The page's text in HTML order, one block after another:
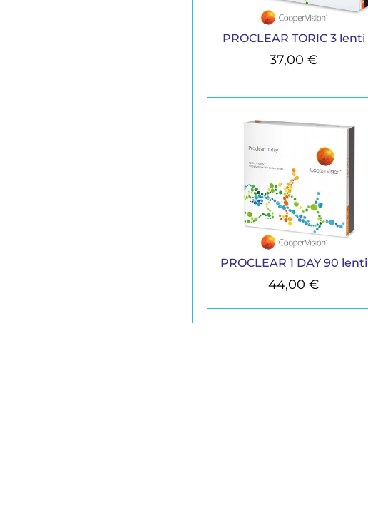
PROCLEAR TORIC 3 lenti
37,00€
PROCLEAR 1 DAY 90 lenti
44,00€